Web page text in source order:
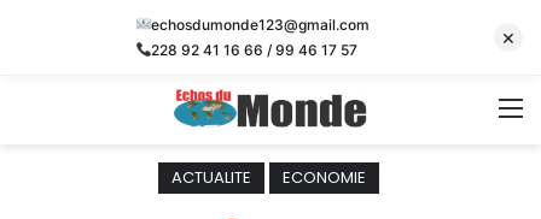
ACTUALITE ECONOMIE
echosdumonde123@gmail.com
228 92 41 16 66 / 99 46 17 57
×